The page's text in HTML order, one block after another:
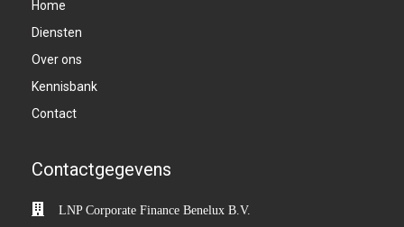
Home
Diensten
Over ons
Kennisbank
Contact
Contactgegevens
LNP Corporate Finance Benelux B.V.